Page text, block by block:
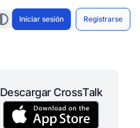
Iniciar sesión Registrarse
Descargar CrossTalk